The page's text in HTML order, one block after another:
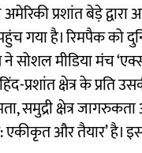
प्रशांत बेड़े
गया है। रिमपैक को
सोशल मीडिया मंच
क्षेत्र के प्रति
समुद्री क्षेत्र
और तैयार’ है।